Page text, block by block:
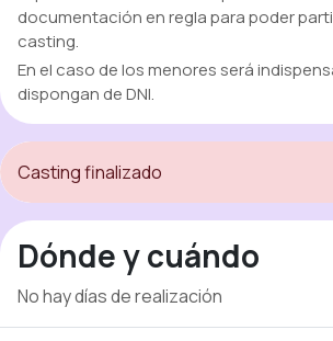
documentación en regla para poder
casting.
En el caso de los menores será
dispongan de DNI.
Casting finalizado
Dónde y cuándo
No hay días de realización